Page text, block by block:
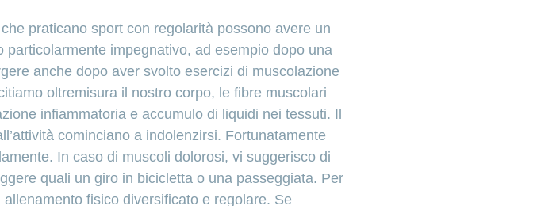
praticano sport con regolarità possono avere un
impegnativo, ad esempio dopo una
anche dopo aver svolto esercizi di muscolazione
oltremisura il nostro corpo, le fibre muscolari
infiammatoria e accumulo di liquidi nei tessuti. Il
cominciano a indolenzirsi. Fortunatamente
In caso di muscoli dolorosi, vi suggerisco di
quali un giro in bicicletta o una passeggiata. Per
fisico diversificato e regolare. Se